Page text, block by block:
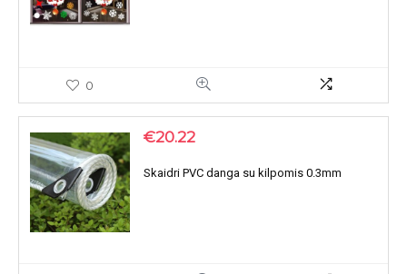
0
€20.22
Skaidri PVC danga su kilpomis 0.3mm